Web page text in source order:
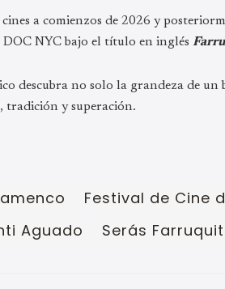
a comienzos de 2026 y
NYC bajo el título en inglés
descubra no solo la grandeza de
tradición y superación.
Festival de Cine
Aguado Serás